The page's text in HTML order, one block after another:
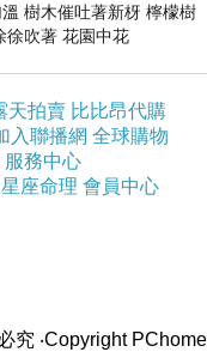
樹木催吐著新枒 檸檬樹
徐吹著 花園中花
天拍賣 比比昂代購
入聯播網 全球購物
服務中心
星座命理 會員中心
究 ‧Copyright PChome